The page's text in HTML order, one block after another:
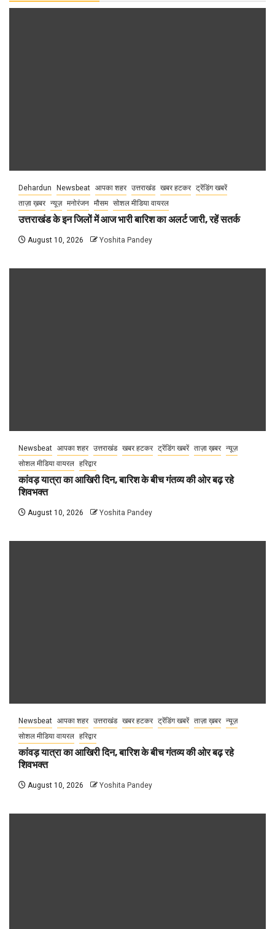
Dehardun Newsbeat आपका शहर उत्तराखंड खबर हटकर ट्रेंडिंग खबरें
ताज़ा ख़बर न्यूज़ मनोरंजन मौसम सोशल मीडिया वायरल
उत्तराखंड के इन जिलों में आज भारी बारिश का अलर्ट जारी, रहें सतर्क
August 10, 2026 Yoshita Pandey
Newsbeat आपका शहर उत्तराखंड खबर हटकर ट्रेंडिंग खबरें ताज़ा ख़बर न्यूज़
सोशल मीडिया वायरल हरिद्वार
कांवड़ यात्रा का आखिरी दिन, बारिश के बीच गंतव्य की ओर बढ़ रहे
शिवभक्त
August 10, 2026 Yoshita Pandey
Newsbeat आपका शहर उत्तराखंड खबर हटकर ट्रेंडिंग खबरें ताज़ा ख़बर न्यूज़
सोशल मीडिया वायरल हरिद्वार
कांवड़ यात्रा का आखिरी दिन, बारिश के बीच गंतव्य की ओर बढ़ रहे
शिवभक्त
August 10, 2026 Yoshita Pandey